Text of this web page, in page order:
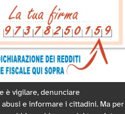
è vigilare, denunciare
e informare i cittadini. Ma per